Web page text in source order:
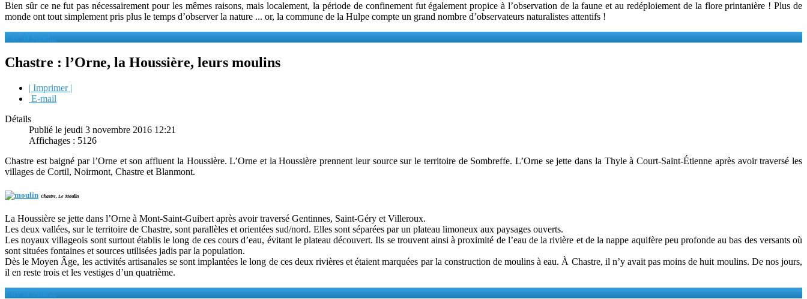
Bien sûr ce ne fut pas nécessairement pour les mêmes raisons, mais localement, la période de confinement fut également propice à l’observation de la faune et au redéploiement de la flore printanière ! Plus de
monde ont tout simplement pris plus le temps d’observer la nature ... or, la commune de la Hulpe compte un grand nombre d’observateurs naturalistes attentifs !
Lire la suite...
Chastre : l’Orne, la Houssière, leurs moulins
| Imprimer |
E-mail
Détails
Publié le jeudi 3 novembre 2016 12:21
Affichages : 5126
Chastre est baigné par l’Orne et son affluent la Houssière. L’Orne et la Houssière prennent leur source sur le territoire de Sombreffe. L’Orne se jette dans la Thyle à Court-Saint-Étienne après avoir traversé les
villages de Cortil, Noirmont, Chastre et Blanmont.
Chastre, Le Moulin
La Houssière se jette dans l’Orne à Mont-Saint-Guibert après avoir traversé Gentinnes, Saint-Géry et Villeroux.
Les deux vallées, sur le territoire de Chastre, sont parallèles et orientées sud/nord. Elles sont séparées par un plateau limoneux aux paysages ouverts.
Les noyaux villageois sont surtout établis le long de ces cours d’eau, évitant le plateau découvert. Ils se trouvent ainsi à proximité de l’eau de la rivière et de la nappe aquifère peu profonde au bas des versants où
sont situées fontaines et sources utilisées jadis par la population.
Dès le Moyen Âge, les activités artisanales se sont implantées le long de ces deux rivières et étaient marquées par la construction de moulins à eau. À Chastre, il n’y avait pas moins de huit moulins. De nos jours,
il en reste trois et les vestiges d’un quatrième.
Lire la suite...